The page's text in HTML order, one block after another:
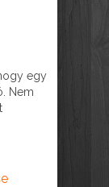
egy
Nem